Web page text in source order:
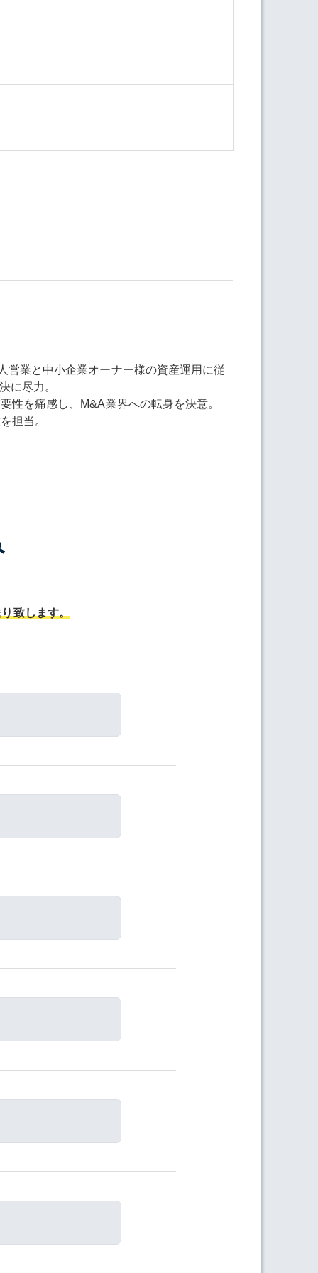
営業と中小企業オーナー様の資産運用に従
に尽力。
性を痛感し、M&A業界への転身を決意。
担当。
致します。